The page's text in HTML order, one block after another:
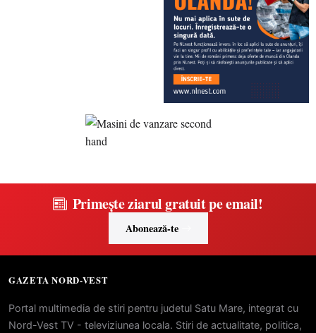
Primește ziarul gratuit pe email!
Abonează-te
GAZETA NORD-VEST
Portal multimedia de stiri pentru judetul Satu Mare, integrat cu
Nord-Vest TV - televiziunea locala. Stiri de actualitate, politica,